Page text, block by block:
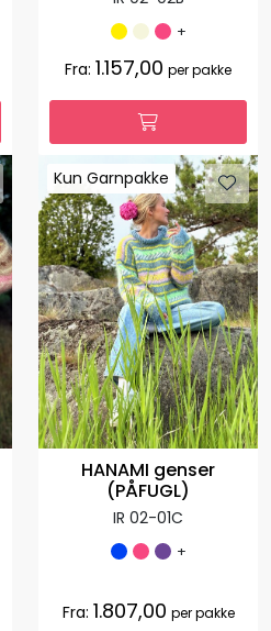
+
Fra: 1.157,00 per pakke
Kun Garnpakke
Kun Garnpakke
HANAMI genser
(PÅFUGL)
IR 02-01C
+
Fra: 1.807,00 per pakke